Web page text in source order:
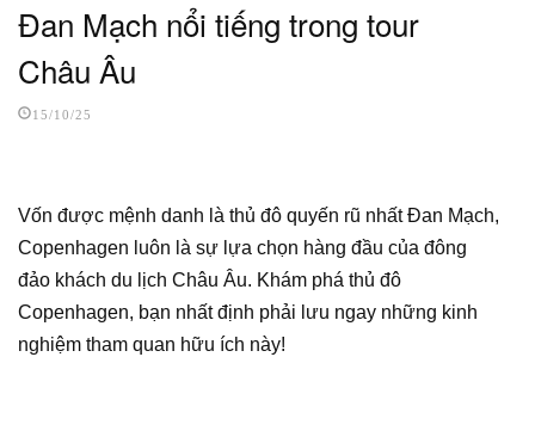
Đan Mạch nổi tiếng trong tour
Châu Âu
15/10/25
Vốn được mệnh danh là thủ đô quyến rũ nhất Đan Mạch,
Copenhagen luôn là sự lựa chọn hàng đầu của đông
đảo khách du lịch Châu Âu. Khám phá thủ đô
Copenhagen, bạn nhất định phải lưu ngay những kinh
nghiệm tham quan hữu ích này!